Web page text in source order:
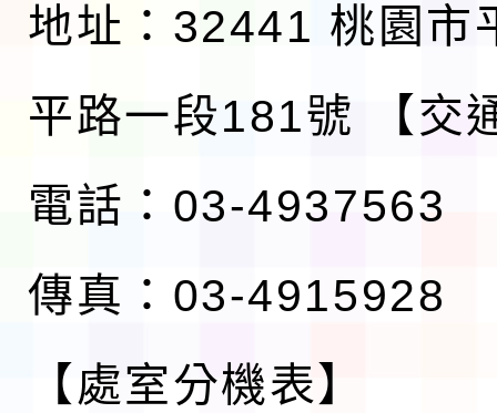
地址：32441 桃園市
平路一段181號
【交
電話：03-4937563
傳真：03-4915928
【處室分機表】